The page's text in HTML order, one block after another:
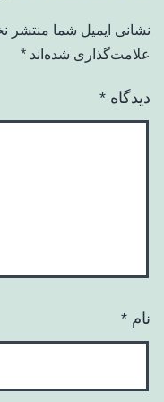
نشانی ایمیل شما منتشر
علامت‌گذاری شده‌اند *
دیدگاه *
نام *